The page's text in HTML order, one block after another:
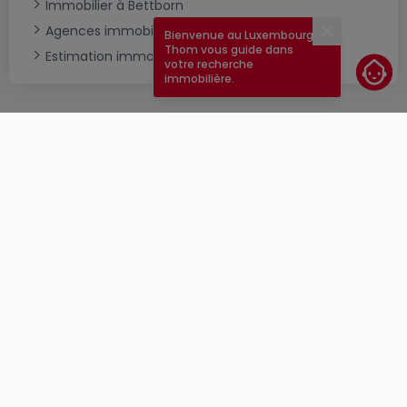
Immobilier à Bettborn
Agences immobilières à Bettborn
Estimation immobilière
Bienvenue au Luxembourg !
Thom vous guide dans
votre recherche
immobilière.